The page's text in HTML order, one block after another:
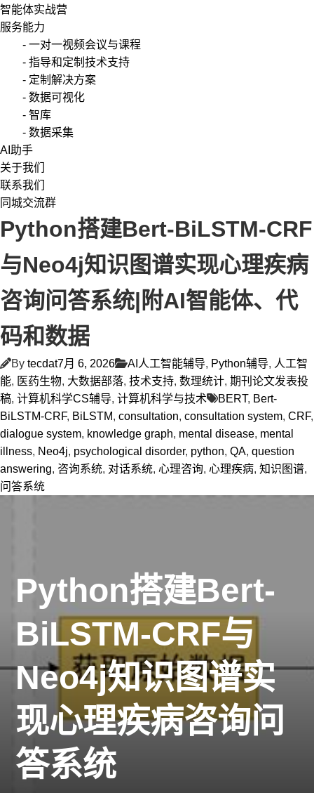
智能体实战营
服务能力
- 一对一视频会议与课程
- 指导和定制技术支持
- 定制解决方案
- 数据可视化
- 智库
- 数据采集
AI助手
关于我们
联系我们
同城交流群
Python搭建Bert-BiLSTM-CRF
与Neo4j知识图谱实现心理疾病
咨询问答系统|附AI智能体、代
码和数据
By tecdat7月 6, 2026 AI人工智能辅导, Python辅导, 人工智
能, 医药生物, 大数据部落, 技术支持, 数理统计, 期刊论文发表投
稿, 计算机科学CS辅导, 计算机科学与技术 BERT, Bert-
BiLSTM-CRF, BiLSTM, consultation, consultation system, CRF,
dialogue system, knowledge graph, mental disease, mental
illness, Neo4j, psychological disorder, python, QA, question
answering, 咨询系统, 对话系统, 心理咨询, 心理疾病, 知识图谱,
问答系统
Python搭建Bert-
BiLSTM-CRF与
Neo4j知识图谱实
现心理疾病咨询问
答系统